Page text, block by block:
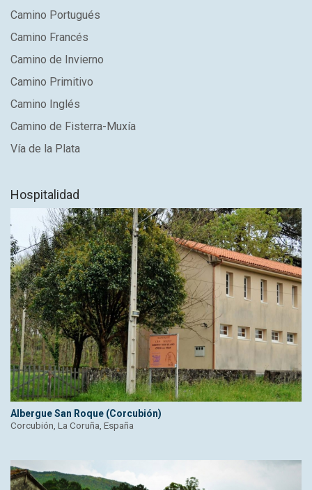
Camino Portugués
Camino Francés
Camino de Invierno
Camino Primitivo
Camino Inglés
Camino de Fisterra-Muxía
Vía de la Plata
Hospitalidad
Albergue San Roque (Corcubión)
Corcubión, La Coruña, España